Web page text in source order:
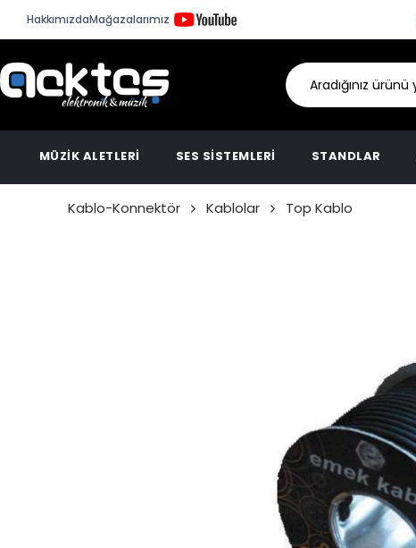
HakkımızdaMağazalarımız
MÜZİK ALETLERİ SES SİSTEMLERİ STANDLAR
Kablo-Konnektör Kablolar Top Kablo